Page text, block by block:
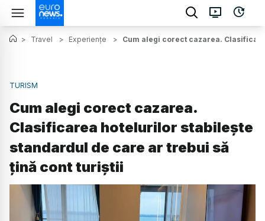
> Travel > Experiențe > Cum alegi corect cazarea.
TURISM
Cum alegi corect cazarea.
Clasificarea hotelurilor stabilește
standardul de care ar trebui să
țină cont turiștii